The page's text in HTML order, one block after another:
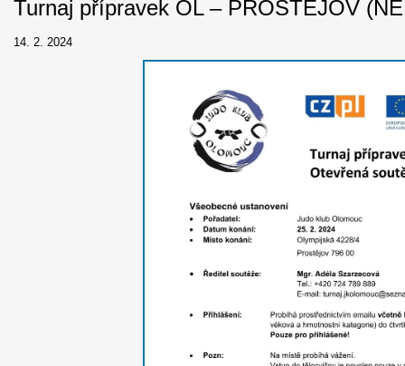
Turnaj přípravek OL – PROSTĚJOV
14. 2. 2024